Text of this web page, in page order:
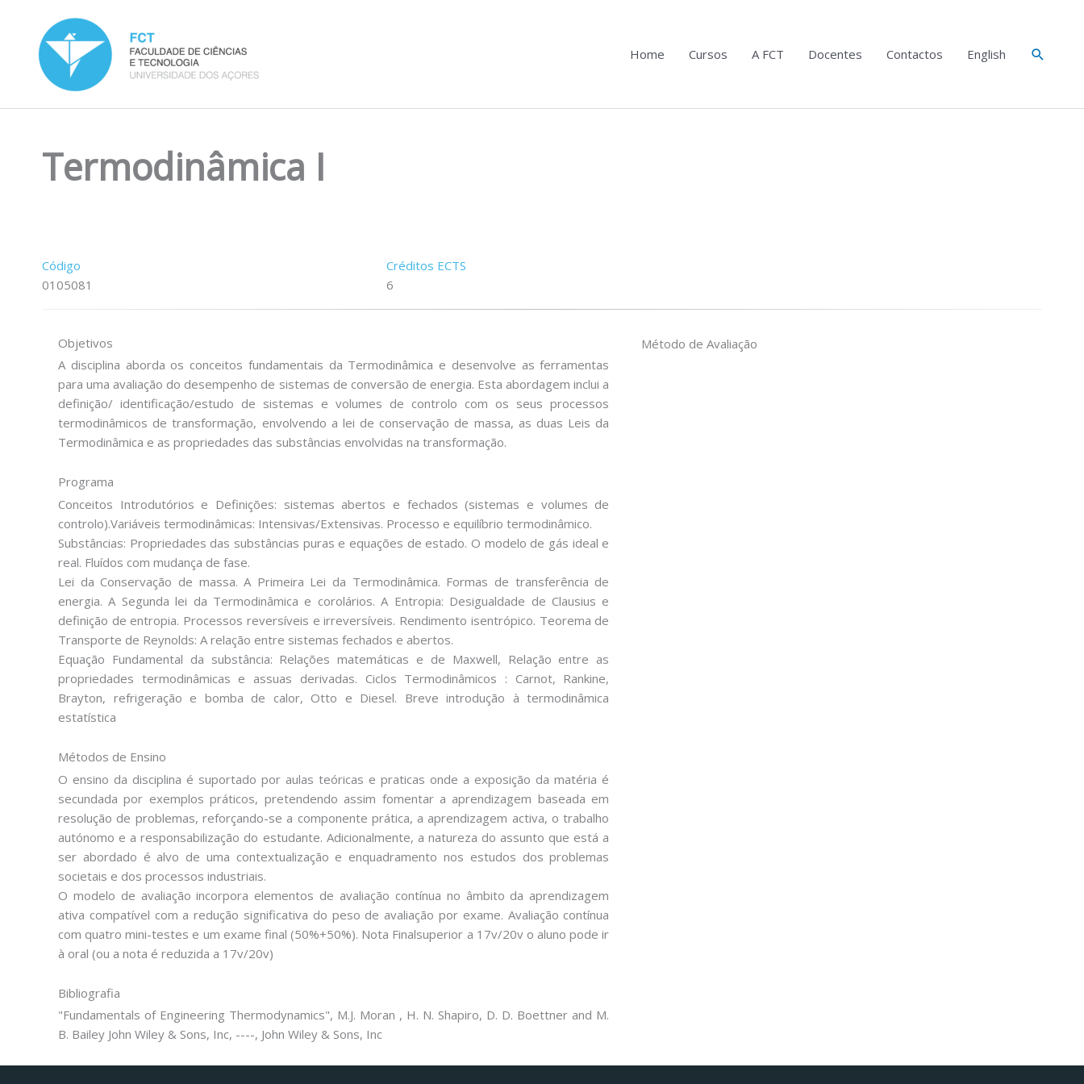
content
Home Cursos A FCT Docentes Contactos English Search
Termodinâmica I
Código
0105081
Créditos ECTS
6
Objetivos
A disciplina aborda os conceitos fundamentais da Termodinâmica e desenvolve as ferramentas
para uma avaliação do desempenho de sistemas de conversão de energia. Esta abordagem inclui a
definição/ identificação/estudo de sistemas e volumes de controlo com os seus processos
termodinâmicos de transformação, envolvendo a lei de conservação de massa, as duas Leis da
Termodinâmica e as propriedades das substâncias envolvidas na transformação.
Programa
Conceitos Introdutórios e Definições: sistemas abertos e fechados (sistemas e volumes de
controlo).Variáveis termodinâmicas: Intensivas/Extensivas. Processo e equilíbrio termodinâmico.
Substâncias: Propriedades das substâncias puras e equações de estado. O modelo de gás ideal e
real. Fluídos com mudança de fase.
Lei da Conservação de massa. A Primeira Lei da Termodinâmica. Formas de transferência de
energia. A Segunda lei da Termodinâmica e corolários. A Entropia: Desigualdade de Clausius e
definição de entropia. Processos reversíveis e irreversíveis. Rendimento isentrópico. Teorema de
Transporte de Reynolds: A relação entre sistemas fechados e abertos.
Equação Fundamental da substância: Relações matemáticas e de Maxwell, Relação entre as
propriedades termodinâmicas e assuas derivadas. Ciclos Termodinâmicos : Carnot, Rankine,
Brayton, refrigeração e bomba de calor, Otto e Diesel. Breve introdução à termodinâmica
estatística
Métodos de Ensino
O ensino da disciplina é suportado por aulas teóricas e praticas onde a exposição da matéria é
secundada por exemplos práticos, pretendendo assim fomentar a aprendizagem baseada em
resolução de problemas, reforçando-se a componente prática, a aprendizagem activa, o trabalho
autónomo e a responsabilização do estudante. Adicionalmente, a natureza do assunto que está a
ser abordado é alvo de uma contextualização e enquadramento nos estudos dos problemas
societais e dos processos industriais.
O modelo de avaliação incorpora elementos de avaliação contínua no âmbito da aprendizagem
ativa compatível com a redução significativa do peso de avaliação por exame. Avaliação contínua
com quatro mini-testes e um exame final (50%+50%). Nota Finalsuperior a 17v/20v o aluno pode ir
à oral (ou a nota é reduzida a 17v/20v)
Bibliografia
"Fundamentals of Engineering Thermodynamics", M.J. Moran , H. N. Shapiro, D. D. Boettner and M.
B. Bailey John Wiley & Sons, Inc, ----, John Wiley & Sons, Inc
Método de Avaliação
Facebook
Instagram da FCTPortal da UAc